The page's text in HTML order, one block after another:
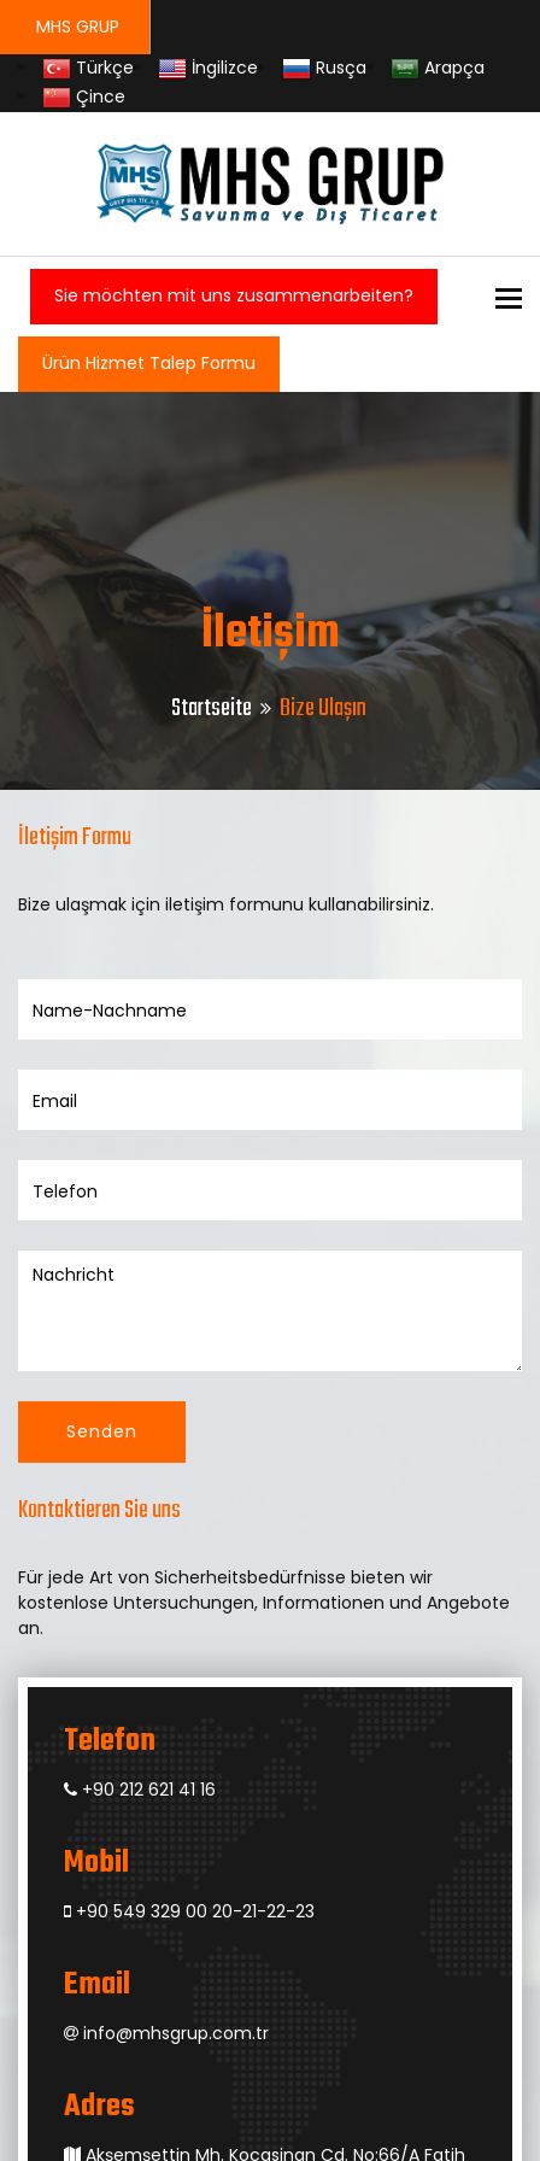
MHS GRUP
Türkçe
İngilizce Rusça
Arapça
Çince
Sie möchten mit uns zusammenarbeiten?
Ürün Hizmet Talep Formu
İletişim
Startseite Bize Ulaşın
İletişim Formu
Bize ulaşmak için iletişim formunu kullanabilirsiniz.
Kontaktieren Sie uns
Für jede Art von Sicherheitsbedürfnisse bieten wir
kostenlose Untersuchungen, Informationen und Angebote
an.
Telefon
+90 212 621 41 16
Mobil
+90 549 329 00 20-21-22-23
Email
info@mhsgrup.com.tr
Adres
Akşemşettin Mh. Kocasinan Cd. No:66/A Fatih